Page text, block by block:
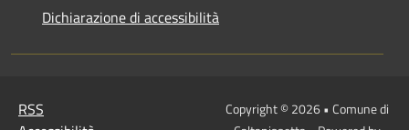
Dichiarazione di accessibilità
RSS
Copyright © 2026 • Comune di